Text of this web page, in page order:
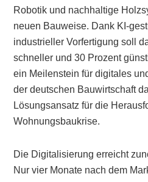
Robotik und nachhaltige
neuen Bauweise. Dank KI-
industrieller Vorfertigung soll
schneller und 30 Prozent
ein Meilenstein für digitales
der deutschen Bauwirtschaft
Lösungsansatz für die
Wohnungsbaukrise.
Die Digitalisierung erreicht
Nur vier Monate nach dem